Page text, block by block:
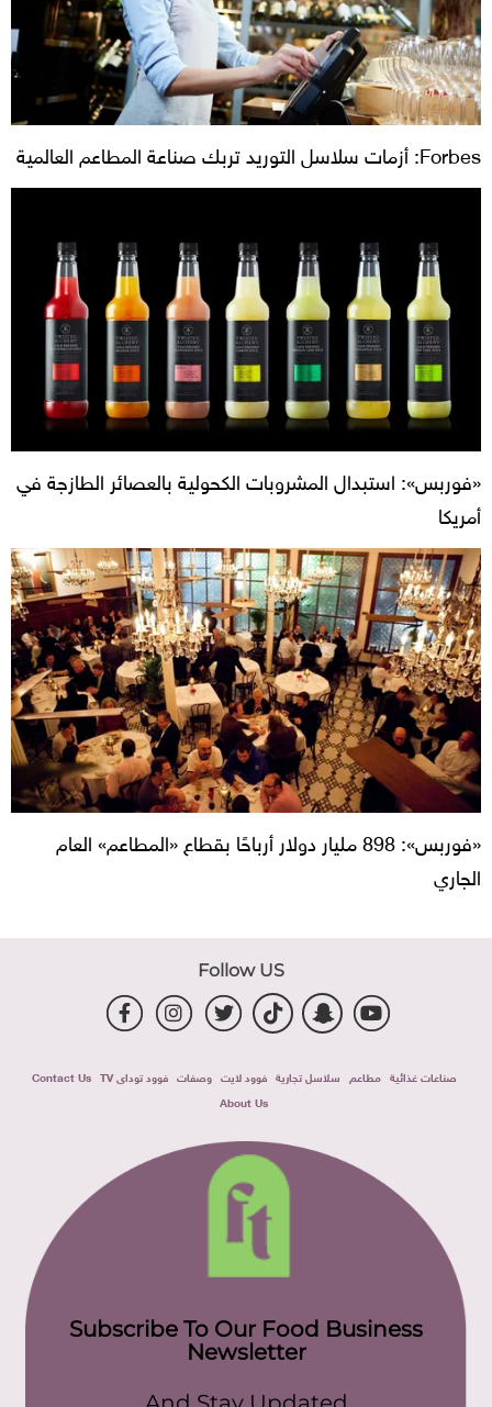
Forbes: أزمات سلاسل التوريد تربك صناعة المطاعم العالمية
«فوربس»: استبدال المشروبات الكحولية بالعصائر الطازجة في
أمريكا
«فوربس»: 898 مليار دولار أرباحًا بقطاع «المطاعم» العام
الجاري
Follow US
صناعات غذائية مطاعم سلاسل تجارية فوود لايت وصفات فوود توداى TV
Contact Us
About Us
Subscribe To Our Food Business
Newsletter